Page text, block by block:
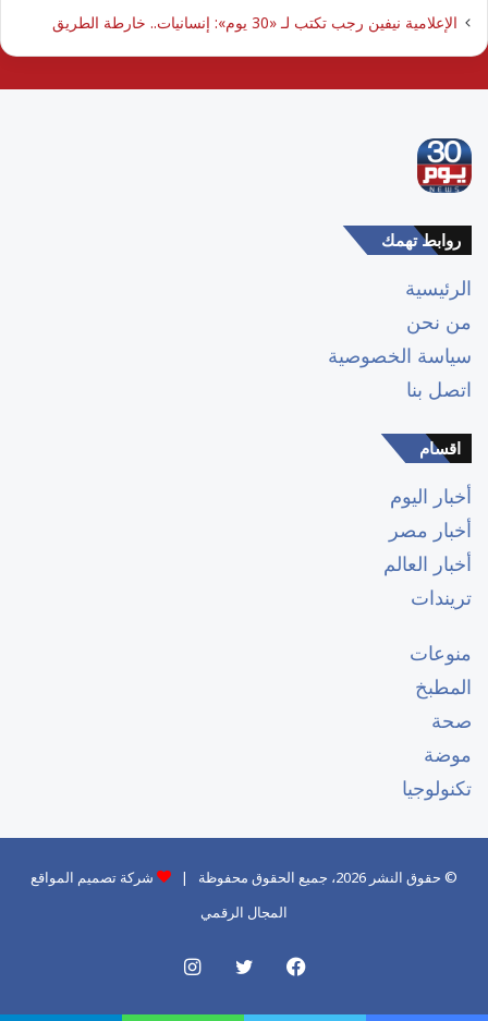
الإعلامية نيفين رجب تكتب لـ «30 يوم»: إنسانيات.. خارطة الطريق
روابط تهمك
الرئيسية
من نحن
سياسة الخصوصية
اتصل بنا
اقسام
أخبار اليوم
أخبار مصر
أخبار العالم
تريندات
منوعات
المطبخ
صحة
موضة
تكنولوجيا
© حقوق النشر 2026، جميع الحقوق محفوظة |
شركة تصميم المواقع
المجال الرقمي
فيسبوك تويتر انستقرام